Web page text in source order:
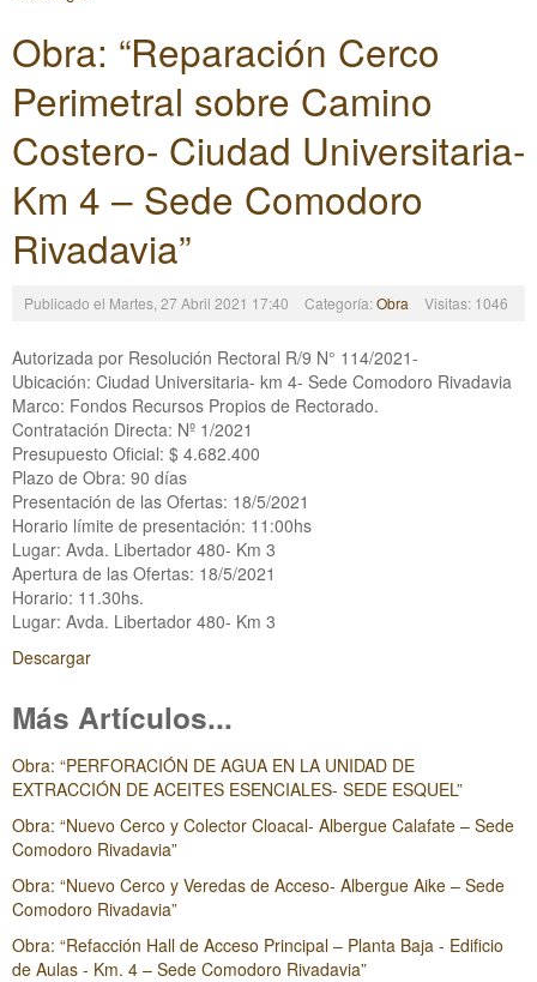
Obra: “Reparación Cerco
Perimetral sobre Camino
Costero- Ciudad Universitaria-
Km 4 – Sede Comodoro
Rivadavia”
Publicado el Martes, 27 Abril 2021 17:40 Categoría:Obra Visitas: 1046
Autorizada por Resolución Rectoral R/9 N° 114/2021-
Ubicación: Ciudad Universitaria- km 4- Sede Comodoro Rivadavia
Marco: Fondos Recursos Propios de Rectorado.
Contratación Directa: Nº 1/2021
Presupuesto Oficial: $ 4.682.400
Plazo de Obra: 90 días
Presentación de las Ofertas: 18/5/2021
Horario límite de presentación: 11:00hs
Lugar: Avda. Libertador 480- Km 3
Apertura de las Ofertas: 18/5/2021
Horario: 11.30hs.
Lugar: Avda. Libertador 480- Km 3
Descargar
Más Artículos...
Obra: “PERFORACIÓN DE AGUA EN LA UNIDAD DE
EXTRACCIÓN DE ACEITES ESENCIALES- SEDE ESQUEL”
Obra: “Nuevo Cerco y Colector Cloacal- Albergue Calafate – Sede
Comodoro Rivadavia”
Obra: “Nuevo Cerco y Veredas de Acceso- Albergue Aike – Sede
Comodoro Rivadavia”
Obra: “Refacción Hall de Acceso Principal – Planta Baja - Edificio
de Aulas - Km. 4 – Sede Comodoro Rivadavia”